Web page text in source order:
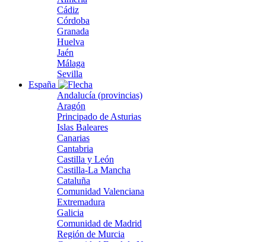
Cádiz
Córdoba
Granada
Huelva
Jaén
Málaga
Sevilla
España
Andalucía (provincias)
Aragón
Principado de Asturias
Islas Baleares
Canarias
Cantabria
Castilla y León
Castilla-La Mancha
Cataluña
Comunidad Valenciana
Extremadura
Galicia
Comunidad de Madrid
Región de Murcia